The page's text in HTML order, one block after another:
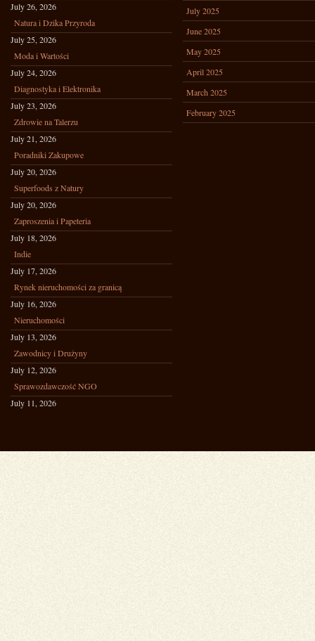
July 26, 2026
Natura i Dzika Przyroda
July 25, 2026
Moda i Wartości
July 24, 2026
Diagnostyka i Elektronika
July 23, 2026
Zdrowie na Talerzu
July 21, 2026
Poradniki Zakupowe
July 20, 2026
Superfoods z Natury
July 20, 2026
Zaproszenia i Papeteria
July 18, 2026
Indie
July 17, 2026
Rynek nieruchomości za granicą
July 16, 2026
Nieruchomości
July 13, 2026
Zawodnicy i Drużyny
July 12, 2026
Sprawozdawczość NGO
July 11, 2026
July 2025
June 2025
May 2025
April 2025
March 2025
February 2025